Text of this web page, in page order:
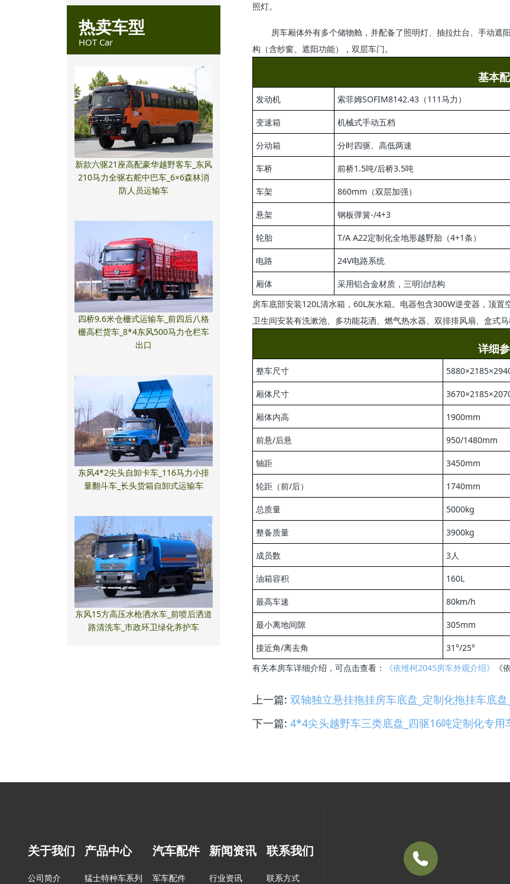
照灯。
房车厢体外有多个储物舱，并配备了照明灯、抽拉灶台、手动
构（含纱窗、遮阳功能），双层车门。
基本
发动机 索菲姆SOFIM8142.43（111马力）
变速箱 机械式手动五档
分动箱 分时四驱、高低两速
车桥 前桥1.5吨/后桥3.5吨
车架 860mm（双层加强）
悬架 钢板弹簧-/4+3
轮胎 T/A A22定制化全地形越野胎（4+1条）
电路 24V电路系统
厢体
采用铝合金材质，三明治结构
房车底部安装120L清水箱，60L灰水箱。电器包含300W逆变器，顶置
卫生间安装有洗漱池、多功能花洒、燃气热水器、双排排风扇、盒式马
详细
整车尺寸
厢体尺寸
厢体内高 1900mm
前悬/后悬 950/1480mm
轴距 3450mm
轮距（前/后） 1740mm
总质量 5000kg
整备质量 3900kg
成员数 3人
油箱容积 160L
最高车速 80km/h
最小离地间隙 305mm
接近角/离去角
31°/25°
有关本房车详细介绍，可点击查看：
《依维柯2045房车外观介绍》 《
上一篇: 双轴独立悬挂拖挂房车底盘_定制化拖挂车底
下一篇: 4*4尖头越野车三类底盘_四驱16吨定制化专
热卖车型
HOT Car
新款六驱21座高配豪华越野客车_东风
210马力全驱右舵中巴车_6×6森林消
防人员运输车
四桥9.6米仓栅式运输车_前四后八格
栅高栏货车_8*4东风500马力仓栏车
出口
东风4*2尖头自卸卡车_116马力小排
量翻斗车_长头货箱自卸式运输车
东风15方高压水枪洒水车_前喷后洒道
路清洗车_市政环卫绿化养护车
关于我们
公司简介
产品中心
猛士特种车系列
汽车配件
军车配件
新闻资讯
行业资讯
联系我们
联系方式